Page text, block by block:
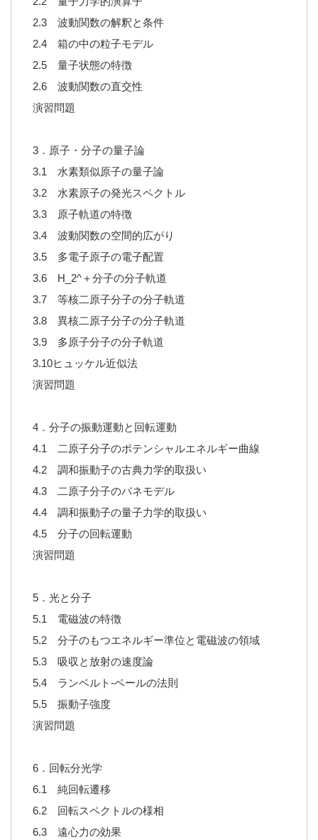
2.3 波動関数の解釈と条件
2.4 箱の中の粒子モデル
2.5 量子状態の特徴
2.6 波動関数の直交性
演習問題
3．原子・分子の量子論
3.1 水素類似原子の量子論
3.2 水素原子の発光スペクトル
3.3 原子軌道の特徴
3.4 波動関数の空間的広がり
3.5 多電子原子の電子配置
3.6 H_2^＋分子の分子軌道
3.7 等核二原子分子の分子軌道
3.8 異核二原子分子の分子軌道
3.9 多原子分子の分子軌道
3.10ヒュッケル近似法
演習問題
4．分子の振動運動と回転運動
4.1 二原子分子のポテンシャルエネルギー曲線
4.2 調和振動子の古典力学的取扱い
4.3 二原子分子のバネモデル
4.4 調和振動子の量子力学的取扱い
4.5 分子の回転運動
演習問題
5．光と分子
5.1 電磁波の特徴
5.2 分子のもつエネルギー準位と電磁波の領域
5.3 吸収と放射の速度論
5.4 ランベルト-ベールの法則
5.5 振動子強度
演習問題
6．回転分光学
6.1 純回転遷移
6.2 回転スペクトルの様相
6.3 遠心力の効果